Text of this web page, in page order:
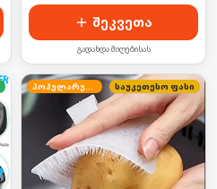
შეკვეთა
გადახდა მიღებისას
პოპულარული საუკეთესო ფასი